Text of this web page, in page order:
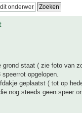
staat ( zie foto van
opgelopen.
geplaatst ( tot op
nog steeds geen speer